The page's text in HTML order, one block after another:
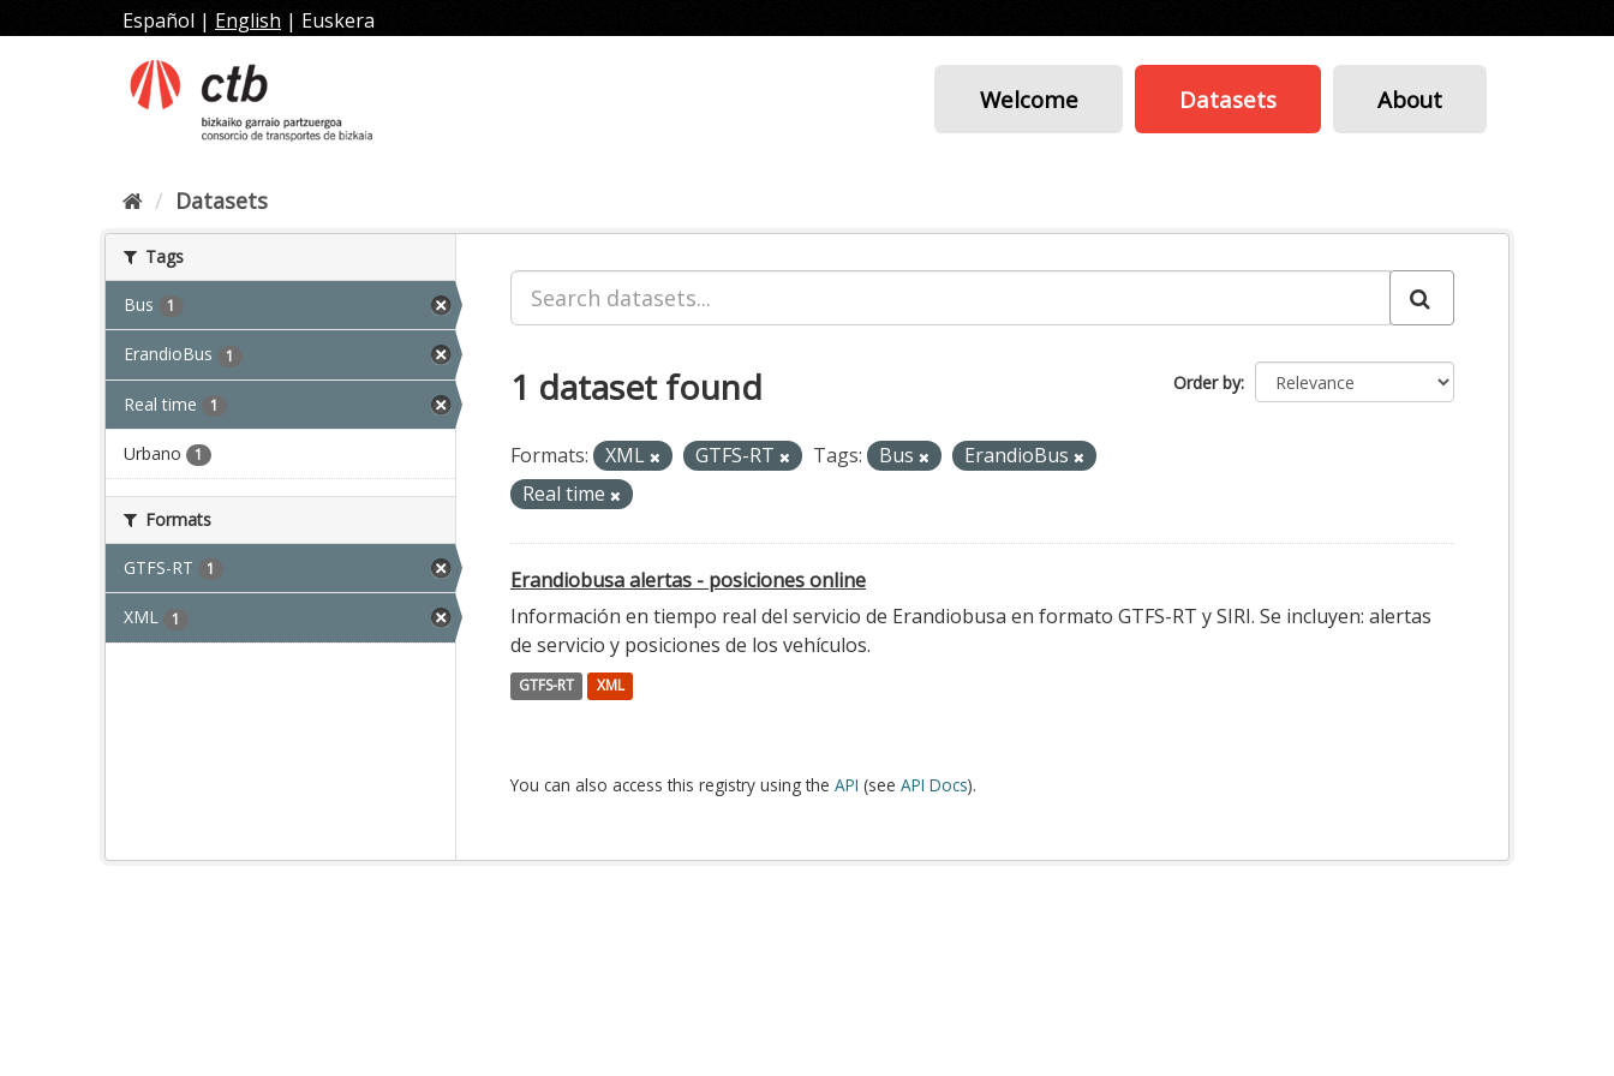
to
Español | English | Euskera
Welcome Datasets About
Datasets
Tags
Bus 1
ErandioBus 1
Real time 1
Urbano 1
Formats
GTFS-RT 1
XML 1
Order by
1 dataset found
Formats: XML GTFS-RT Tags: Bus
ErandioBus
Real time
Erandiobusa alertas - posiciones online
Información en tiempo real del servicio de Erandiobusa en formato GTFS-RT y SIRI. Se incluyen: alertas
de servicio y posiciones de los vehículos.
GTFS-RT XML
You can also access this registry using the API (see API Docs).